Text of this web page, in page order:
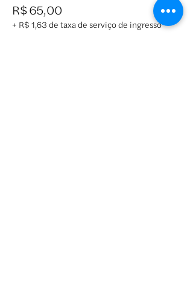
R$ 65,00
+ R$ 1,63 de taxa de serviço de ingresso